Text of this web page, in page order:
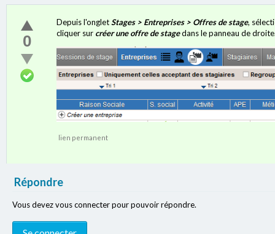
0
Depuis l'ongletStages > Entreprises > Offres de stage,
cliquer sur créer une offre de stagedans le panneau de
lien permanent
Répondre
Vous devez vous connecter pour pouvoir répondre.